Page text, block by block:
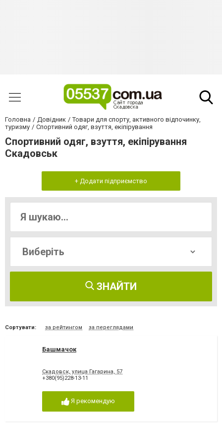
Головна Довідник
Товари для спорту, активного відпочинку,
туризму
Спортивний одяг, взуття, екіпірування
Спортивний одяг, взуття, екіпірування
Скадовськ
+ Додати підприємство
ЗНАЙТИ
Сортувати: за рейтингом за переглядами
Башмачок
Скадовск, улица Гагарина, 57
+380(95)228-13-11
Я рекомендую